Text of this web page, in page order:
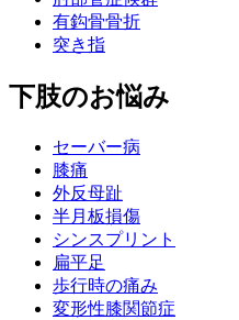
有鈎骨骨折
突き指
下肢のお悩み
セーバー病
膝痛
外反母趾
半月板損傷
シンスプリント
扁平足
歩行時の痛み
変形性膝関節症